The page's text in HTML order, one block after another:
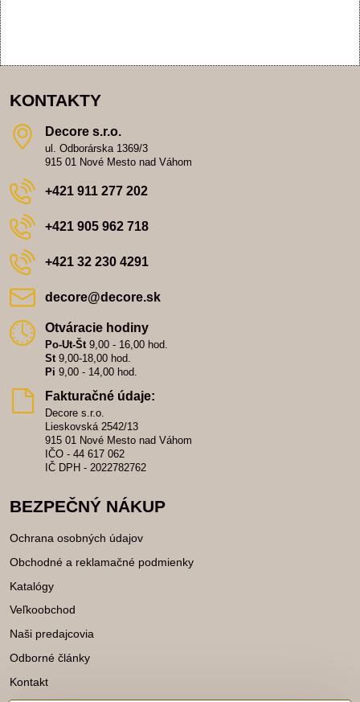
KONTAKTY
Decore s​.r​.o​.
ul. Odborárska 1369/3
915 01 Nové Mesto nad Váhom
+421 911 277 202
+421 905 962 718
+421 32 230 4291
decore​@decore​.sk
Otváracie hodiny
Po-Ut-Št9,00 - 16,00 hod.
St9,00-18,00 hod.
Pi 9,00 - 14,00 hod.
Fakturačné údaje:
Decore s.r.o.
Lieskovská 2542/13
915 01 Nové Mesto nad Váhom
IČO - 44 617 062
IČ DPH - 2022782762
BEZPEČNÝ NÁKUP
Ochrana osobných údajov
Obchodné a reklamačné podmienky
Katalógy
Veľkoobchod
Naši predajcovia
Odborné články
Kontakt